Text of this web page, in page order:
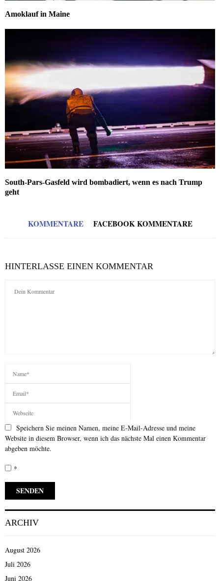
Amoklauf in Maine
South-Pars-Gasfeld wird bombadiert, wenn es nach Trump
geht
KOMMENTARE FACEBOOK KOMMENTARE
HINTERLASSE EINEN KOMMENTAR
Speichern Sie meinen Namen, meine E-Mail-Adresse und meine
Website in diesem Browser, wenn ich das nächste Mal einen Kommentar
abgeben möchte.
*
ARCHIV
August 2026
Juli 2026
Juni 2026